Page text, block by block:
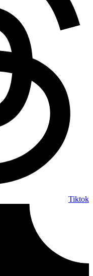
Tiktok